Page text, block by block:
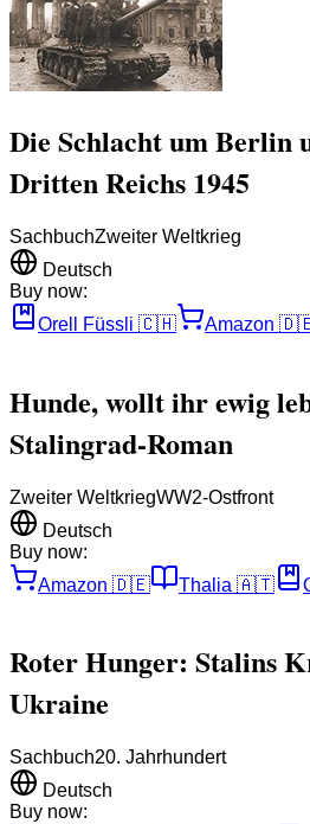
Die Schlacht um Berlin
Dritten Reichs 1945
SachbuchZweiter Weltkrieg
Deutsch
Buy now:
Orell Füssli 🇨🇭 Amazon
Hunde, wollt ihr ewig
Stalingrad-Roman
Zweiter WeltkriegWW2-Ostfront
Deutsch
Buy now:
Amazon 🇩🇪 Thalia 🇦🇹
Roter Hunger: Stalins
Ukraine
Sachbuch20. Jahrhundert
Deutsch
Buy now: